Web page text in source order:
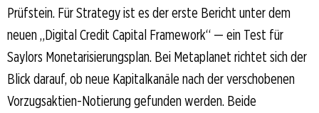
Prüfstein. Für Strategy ist es der erste Bericht unter dem
neuen „Digital Credit Capital Framework“ — ein Test für
Saylors Monetarisierungsplan. Bei Metaplanet richtet sich der
Blick darauf, ob neue Kapitalkanäle nach der verschobenen
Vorzugsaktien-Notierung gefunden werden. Beide